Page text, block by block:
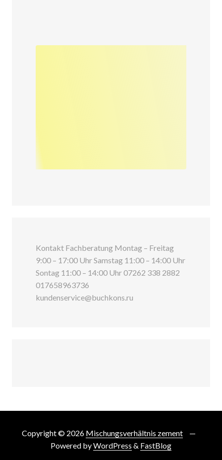
Kontakt Fachberatung Montag – Freitag
9:00 – 17:00 Uhr Samstag 11:00 – 14:00 Uhr
Sontag 11:00 – 14:00 Uhr 07262 338 2882
017658963736
kundenservice@buchkons.ru
Copyright © 2026 Mischungsverhältnis zement
Powered byWordPress & FastBlog